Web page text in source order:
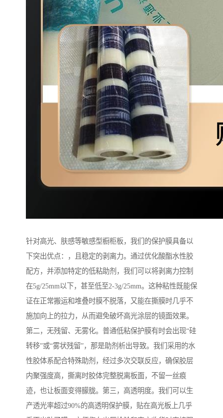
针对高光、肤感等敏感型橱柜板，我们的保护膜具备以
下突出优点：，且稳定的剥离力。通过优化酸酯水性胶
配方，并添加特定的低粘助剂，我们可以将剥离力控制
在5g/25mm以下，甚至低至2-3g/25mm。这种粘性既能保
证在正常搬运和堆叠时膜不脱落，又能在撕膜时几乎不
施加向上的拉力，从而避免破坏高光涂层的镜面效果。
第二，无残留、无雾化。普通低粘保护膜有时会出现“硅
转移”或“雾状残留”，那是助剂析出导致。我们采用的水
性胶体系配合特殊助剂，经过多次交联反应，确保胶层
内聚强度高，撕离时胶体完整脱离板面，不留一丝痕
迹，也让板面变得朦胧。第三，高透明度。我们可以生
产透光率超过90%的高透明保护膜，贴在高光板上几乎